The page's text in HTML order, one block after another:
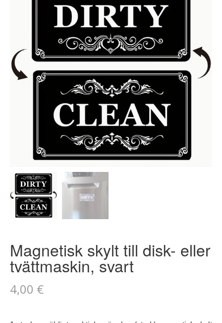
Magnetisk skylt till disk- eller
tvättmaskin, svart
4,00 €